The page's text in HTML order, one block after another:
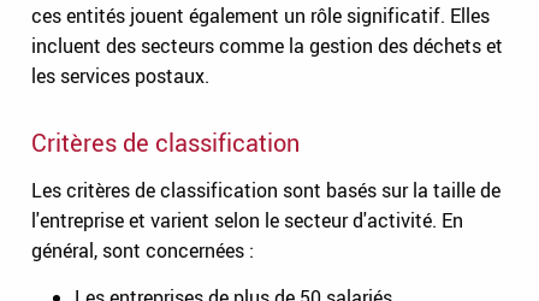
ces entités jouent également un rôle significatif. Elles
incluent des secteurs comme la gestion des déchets et
les services postaux.
Critères de classification
Les critères de classification sont basés sur la taille de
l'entreprise et varient selon le secteur d'activité. En
général, sont concernées :